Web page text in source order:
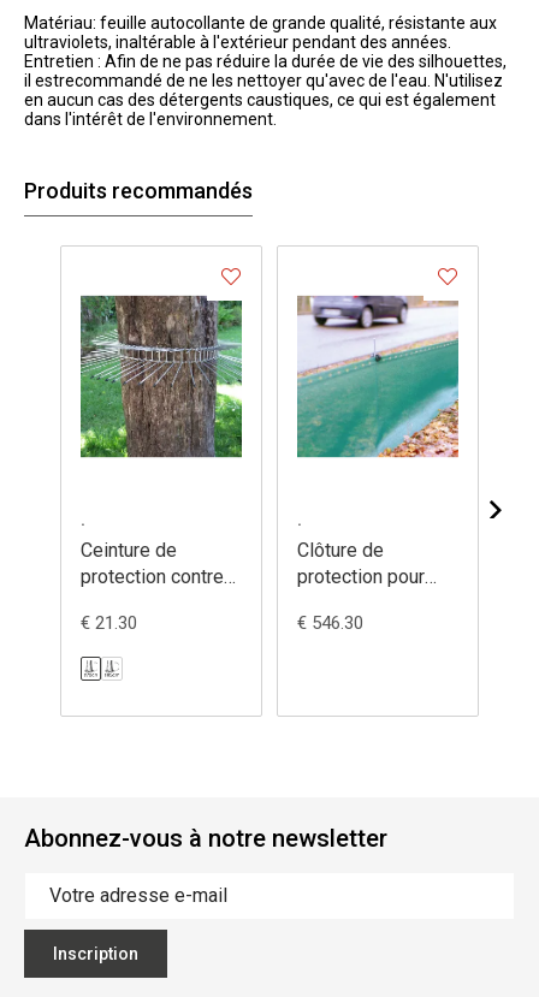
Matériau: feuille autocollante de grande qualité, résistante aux
ultraviolets, inaltérable à l'extérieur pendant des années.
Entretien : Afin de ne pas réduire la durée de vie des silhouettes,
il estrecommandé de ne les nettoyer qu'avec de l'eau. N'utilisez
en aucun cas des détergents caustiques, ce qui est également
dans l'intérêt de l'environnement.
Produits recommandés
.
Ceinture de
protection contre
€ 21.30
.
Clôture de
protection pour
550/2
€ 546.30
Abonnez-vous à notre newsletter
Inscription